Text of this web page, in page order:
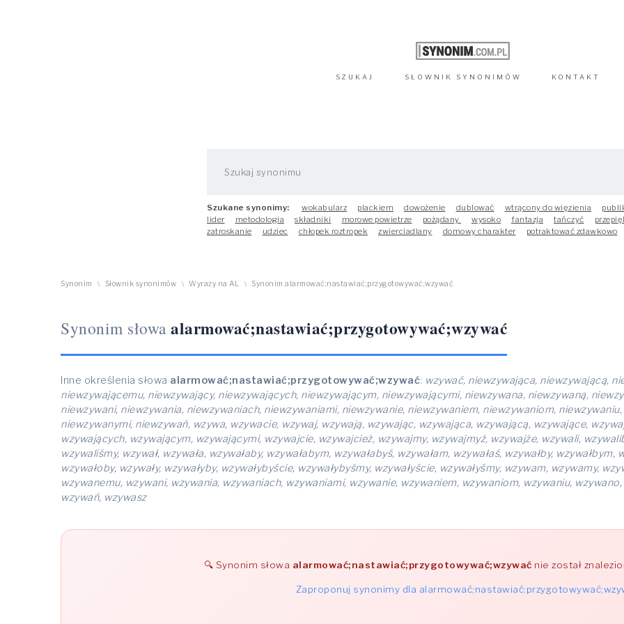
SZUKAJ SŁOWNIK SYNONIMÓW KONTAKT
Szukane synonimy: wokabularz plackiem dowożenie dublować wtrącony do więzienia
lider
metodologia składniki morowe powietrze pożądany wysoko fantazja tańczyć
zatroskanie
udziec chłopek roztropek zwierciadlany domowy charakter potraktować zdawkowo
Synonim \ Słownik synonimów \ Wyrazy na AL \ Synonim alarmować;nastawiać;przygotowywać;wzywać
Synonim słowa alarmować;nastawiać;przygotowywać;wzywać
Inne określenia słowa alarmować;nastawiać;przygotowywać;wzywać: wzywać, niewzywająca, niewzywającą,
niewzywającemu, niewzywający, niewzywających, niewzywającym, niewzywającymi, niewzywana, niewzywaną,
niewzywani, niewzywania, niewzywaniach, niewzywaniami, niewzywanie, niewzywaniem, niewzywaniom,
niewzywanymi, niewzywań, wzywa, wzywacie, wzywaj, wzywają, wzywając, wzywająca, wzywającą, wzywające,
wzywających, wzywającym, wzywającymi, wzywajcie, wzywajcież, wzywajmy, wzywajmyż, wzywajże, wzywali,
wzywaliśmy, wzywał, wzywała, wzywałaby, wzywałabym, wzywałabyś, wzywałam, wzywałaś, wzywałby, wzywałbym,
wzywałoby, wzywały, wzywałyby, wzywałybyście, wzywałybyśmy, wzywałyście, wzywałyśmy, wzywam, wzywamy,
wzywanemu, wzywani, wzywania, wzywaniach, wzywaniami, wzywanie, wzywaniem, wzywaniom, wzywaniu,
wzywań, wzywasz
Synonim słowa alarmować;nastawiać;przygotowywać;wzywać nie został
Zaproponuj synonimy dla